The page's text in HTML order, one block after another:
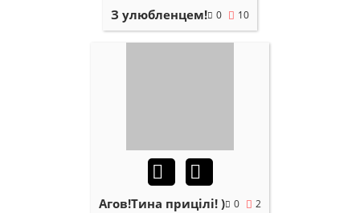
0 10
З улюбленцем!
0 2
Агов!Тина прицілі! )